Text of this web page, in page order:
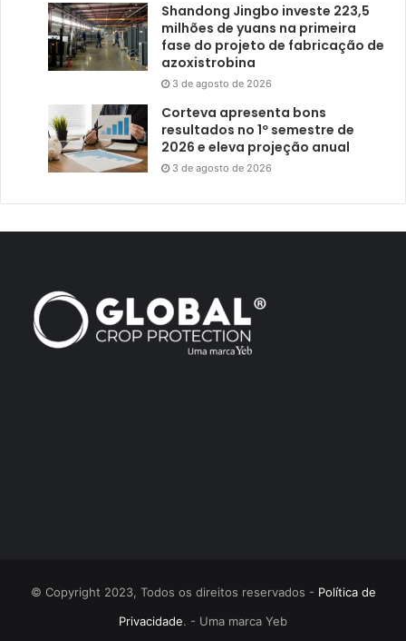
Shandong Jingbo investe 223,5
milhões de yuans na primeira
fase do projeto de fabricação de
azoxistrobina
3 de agosto de 2026
Corteva apresenta bons
resultados no 1º semestre de
2026 e eleva projeção anual
3 de agosto de 2026
© Copyright 2023, Todos os direitos reservados - Política de
Privacidade. - Uma marca Yeb